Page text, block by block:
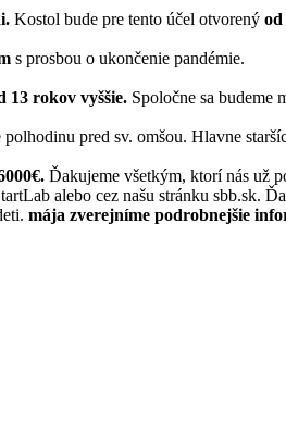
Kostol bude pre tento účel otvorený od
s prosbou o ukončenie pandémie.
13 rokov vyššie. Spoločne sa budeme
polhodinu pred sv. omšou. Hlavne
Ďakujeme všetkým, ktorí nás už
alebo cez našu stránku sbb.sk.
mája zverejníme podrobnejšie